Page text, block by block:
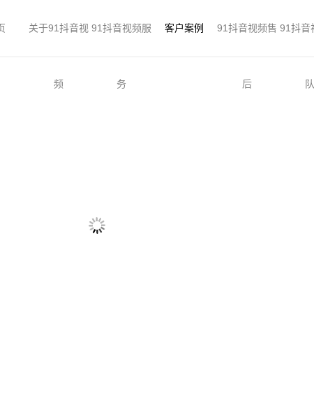
关于91抖音视
频
91抖音视频服
务
客户案例 91抖音视频售
后
91抖音
队